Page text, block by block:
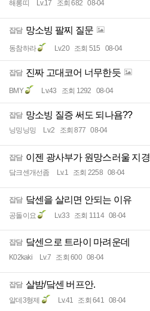
해롱띠 Lv.17 조회 682 08-04
잡담 망소빙 팔찌 질문
동참하라 Lv.20 조회 515 08-04
잡담 진짜 고대코어 너무한듯
BMY Lv.43 조회 1292 08-04
잡담 망소빙 질증 써도 되나욤??
닝밍닝밍 Lv.2 조회 877 08-04
잡담 이젠 광사부가 원망스러울 지경
닼크센개선좀 Lv.1 조회 2258 08-04
잡담 닼센을 살리면 안되는 이유
공돌이요 Lv.33 조회 1114 08-04
잡담 닼센으로 트라이 마려운데
K02kaki Lv.7 조회 600 08-04
잡담 살밤/닼센 버프안.
알데3형제 Lv.41 조회 641 08-04